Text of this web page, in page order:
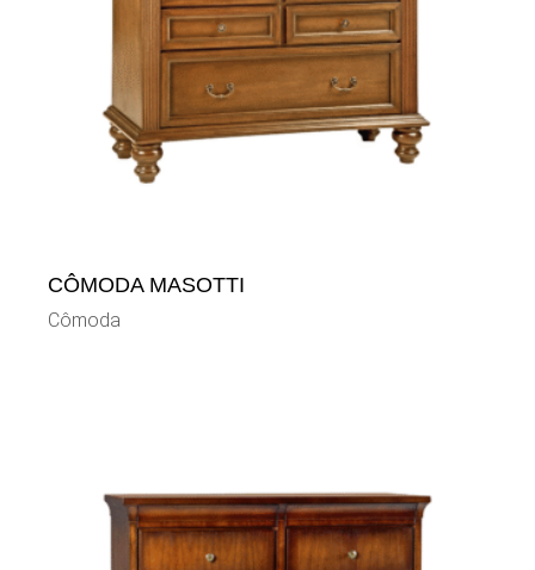
CÔMODA MASOTTI
Cômoda